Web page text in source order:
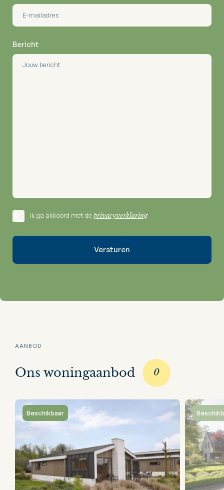
Bericht
Ik ga akkoord met de privacyverklaring
AANBOD
Ons woningaanbod 0
Beschikbaar